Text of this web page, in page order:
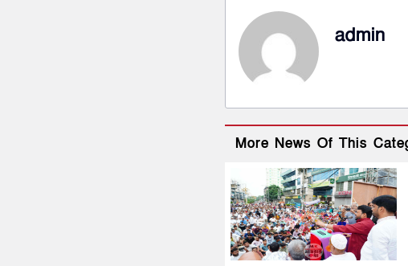
admin
More News Of This